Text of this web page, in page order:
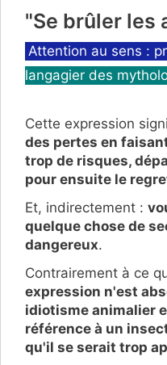
"Se brûler les
Catégories
Attention au sens :
langagier des
Cette expression
des pertes en
trop de risques,
pour ensuite le
Et, indirectement :
quelque chose de
dangereux.
Contrairement à ce
expression n'est
idiotisme animalier
référence à un
qu'il se serait trop